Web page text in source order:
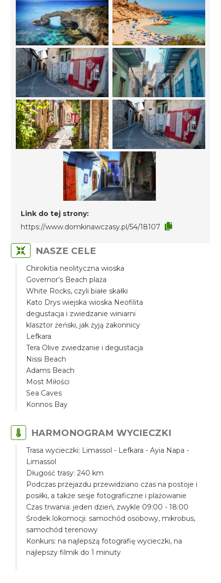
Link do tej strony:
https://www.domkinawczasy.pl/54/18107
NASZE CELE
Chirokitia neolityczna wioska
Governor’s Beach plaża
White Rocks, czyli białe skałki
Kato Drys wiejska wioska Neofilita
degustacja i zwiedzanie winiarni
klasztor żeński, jak żyją zakonnicy
Lefkara
Tera Olive zwiedzanie i degustacja
Nissi Beach
Adams Beach
Most Miłości
Sea Caves
Konnos Bay
HARMONOGRAM WYCIECZKI
Trasa wycieczki: Limassol - Lefkara - Ayia Napa -
Limassol
Długość trasy: 240 km
Podczas przejazdu przewidziano czas na postoje i
posiłki, a także sesje fotograficzne i plażowanie
Czas trwania: jeden dzień, zwykle 09:00 - 18:00
Środek lokomocji: samochód osobowy, mikrobus,
samochód terenowy
Konkurs: na najlepszą fotografię wycieczki, na
najlepszy filmik do 1 minuty